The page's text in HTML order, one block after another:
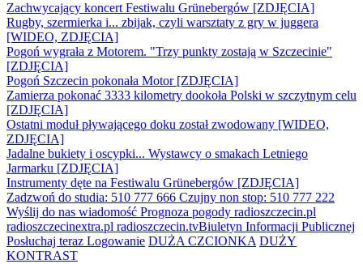
Zachwycający koncert Festiwalu Grünebergów [ZDJĘCIA]
Rugby, szermierka i... zbijak, czyli warsztaty z gry w juggera
[WIDEO, ZDJĘCIA]
Pogoń wygrała z Motorem. "Trzy punkty zostają w Szczecinie"
[ZDJĘCIA]
Pogoń Szczecin pokonała Motor [ZDJĘCIA]
Zamierza pokonać 3333 kilometry dookoła Polski w szczytnym celu
[ZDJĘCIA]
Ostatni moduł pływającego doku został zwodowany [WIDEO,
ZDJĘCIA]
Jadalne bukiety i oscypki... Wystawcy o smakach Letniego
Jarmarku [ZDJĘCIA]
Instrumenty dęte na Festiwalu Grünebergów [ZDJĘCIA]
Zadzwoń do studia: 510 777 666 Czujny non stop: 510 777 222
Wyślij do nas wiadomość Prognoza pogody radioszczecin.pl
radioszczecinextra.pl radioszczecin.tvBiuletyn Informacji Publicznej
Posłuchaj teraz Logowanie DUŻA CZCIONKA DUŻY
KONTRAST